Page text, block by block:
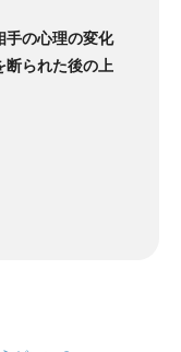
手の心理の変化
断られた後の上